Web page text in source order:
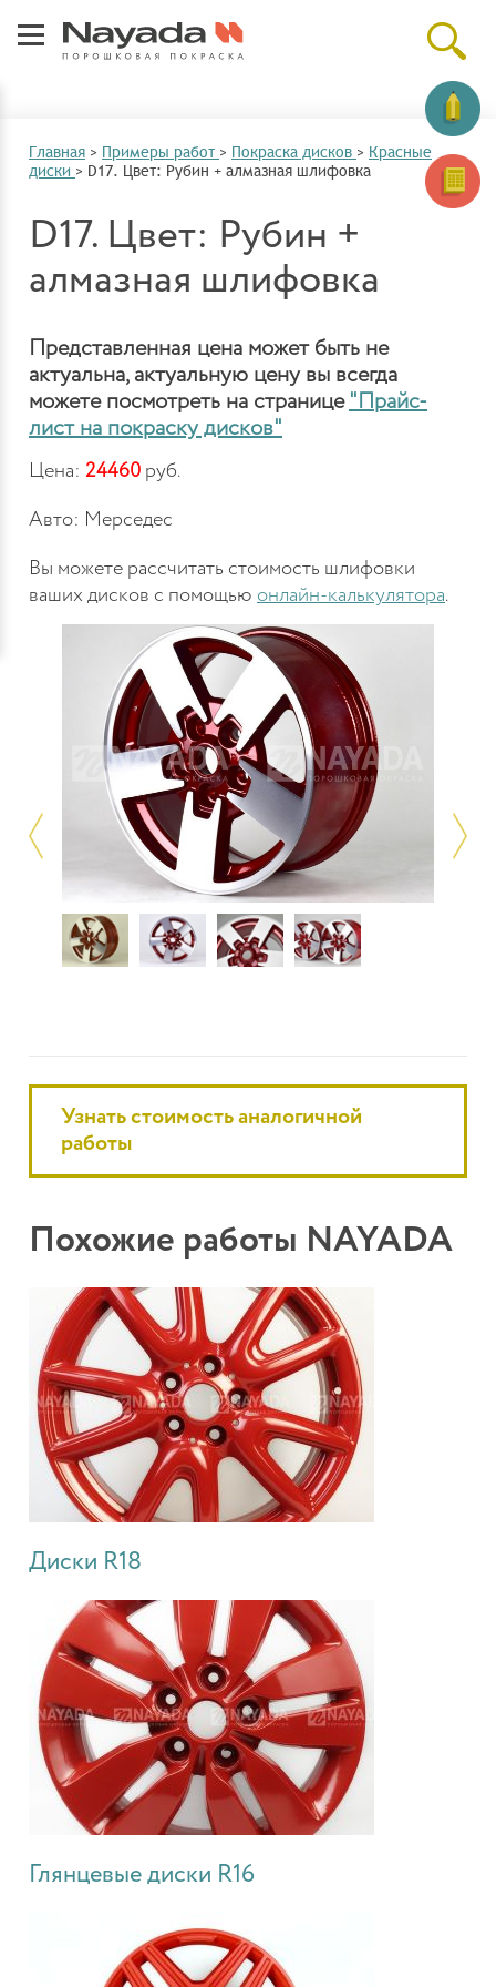
Главная > Примеры работ > Покраска дисков > Красные
диски > D17. Цвет: Рубин + алмазная шлифовка
D17. Цвет: Рубин +
алмазная шлифовка
Представленная цена может быть не
актуальна, актуальную цену вы всегда
можете посмотреть на странице "Прайс-
лист на покраску дисков"
Цена: 24460 руб.
Авто: Мерседес
Вы можете рассчитать стоимость шлифовки
ваших дисков с помощью онлайн-калькулятора.
Узнать стоимость аналогичной
работы
Похожие работы NAYADA
Диски R18
Глянцевые диски R16